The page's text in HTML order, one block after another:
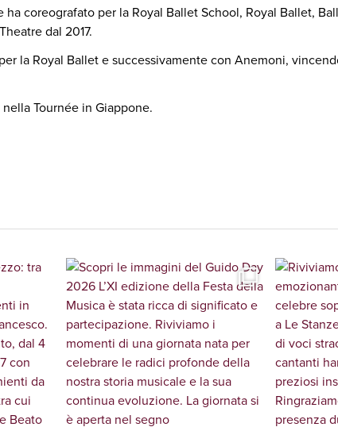
coreografato per la Royal Ballet School, Royal Ballet,
dal 2017.
la Royal Ballet e successivamente con Anemoni,
Tournée in Giappone.